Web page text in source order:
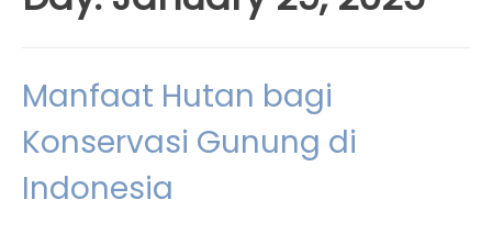
Manfaat Hutan bagi
Konservasi Gunung di
Indonesia